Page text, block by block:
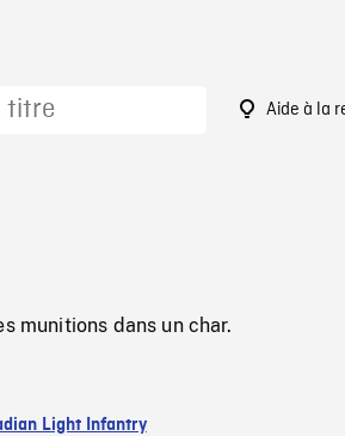
Aide à la
munitions dans un char.
Light Infantry